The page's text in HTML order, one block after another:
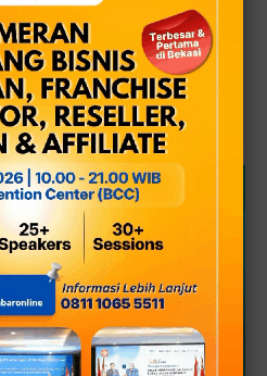
Dukung Ide Aksi Demo
Demi Bela Anak-Anak
Jatah SMP Negeri,